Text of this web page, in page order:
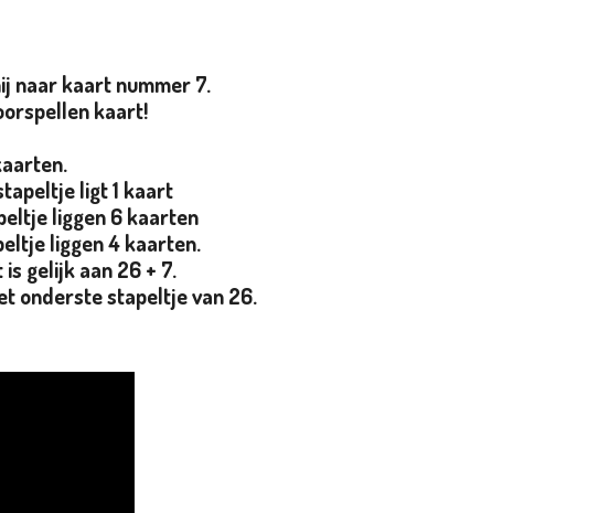
naar kaart nummer 7.
kaart!
ligt 1 kaart
liggen 6 kaarten
liggen 4 kaarten.
gelijk aan 26 + 7.
onderste stapeltje van 26.